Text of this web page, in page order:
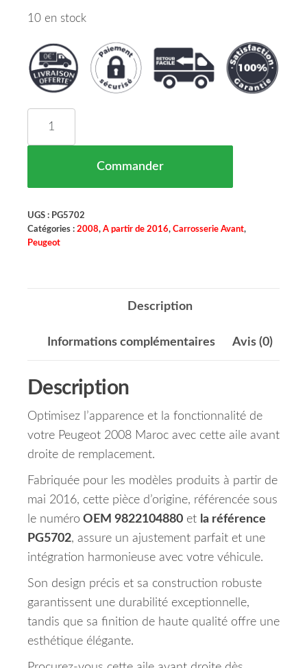
10 en stock
Commander
UGS : PG5702
Catégories : 2008, A partir de 2016, Carrosserie Avant,
Peugeot
Description
Informations complémentaires Avis (0)
Description
Optimisez l’apparence et la fonctionnalité de
votre Peugeot 2008 Maroc avec cette aile avant
droite de remplacement.
Fabriquée pour les modèles produits à partir de
mai 2016, cette pièce d’origine, référencée sous
le numéro OEM 9822104880 et la référence
PG5702, assure un ajustement parfait et une
intégration harmonieuse avec votre véhicule.
Son design précis et sa construction robuste
garantissent une durabilité exceptionnelle,
tandis que sa finition de haute qualité offre une
esthétique élégante.